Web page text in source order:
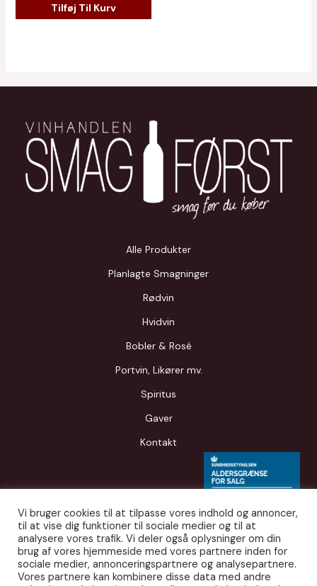
Tilføj Til Kurv
Alle Produkter
Planlagte Smagninger
Rødvin
Hvidvin
Bobler & Rosé
Portvin, Likører mv.
Spiritus
Gaver
Kontakt
Vi bruger cookies til at tilpasse vores indhold og annoncer,
til at vise dig funktioner til sociale medier og til at
analysere vores trafik. Vi deler også oplysninger om din
brug af vores hjemmeside med vores partnere inden for
sociale medier, annonceringspartnere og analysepartnere.
Vores partnere kan kombinere disse data med andre